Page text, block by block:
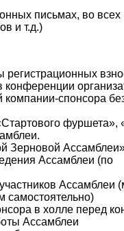
письмах, во всех
и т.д.)
регистрационных
компании-спонсора
фуршета»,
Зерновой
Ассамблеи (по
Ассамблеи
самостоятельно)
в холле перед
Ассамблеи